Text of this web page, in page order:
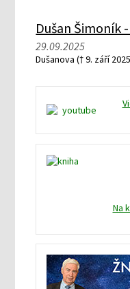
Dušan Šimoník
29.09.2025
Dušanova († 9. září
Na